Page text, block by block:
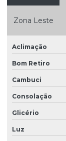
Zona Leste
Aclimação
Bom Retiro
Cambuci
Consolação
Glicério
Luz